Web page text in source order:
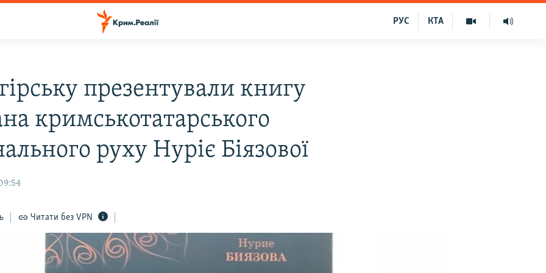
КТА
РУС
презентували книгу
кримськотатарського
руху Нуріє Біязової
Читати без VPN